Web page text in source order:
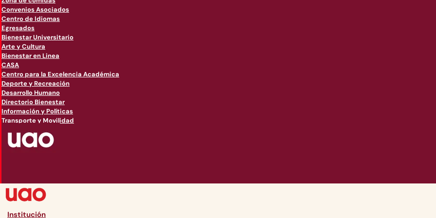
Convenios Asociados
Centro de Idiomas
Egresados
Bienestar Universitario
Arte y Cultura
Bienestar en Linea
CASA
Centro para la Excelencia Académica
Deporte y Recreación
Desarrollo Humano
Directorio Bienestar
Información y Políticas
Transporte y Movilidad
Institución